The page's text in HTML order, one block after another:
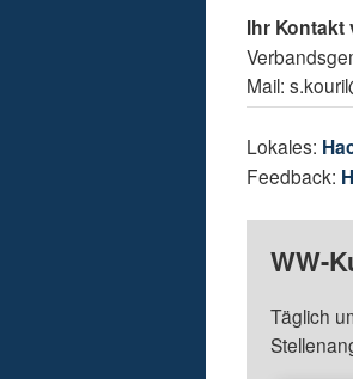
Ihr Kontakt
Mail:
Lokales:
Feedback:
WW-
Täglich